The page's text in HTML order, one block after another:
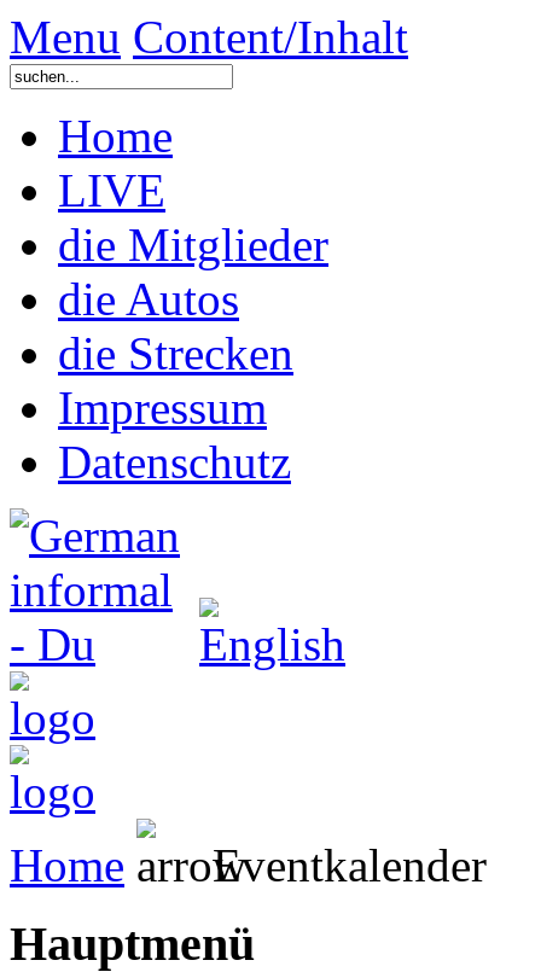
Menu Content/Inhalt
Home
LIVE
die Mitglieder
die Autos
die Strecken
Impressum
Datenschutz
Home Eventkalender
Hauptmenü